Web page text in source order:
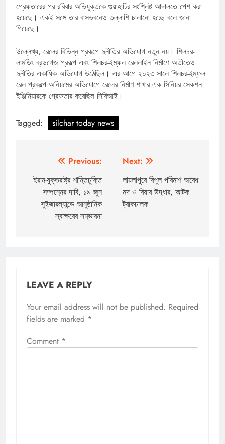
গ্রেফতারের পর রবিবার অভিযুক্তকে গুয়াহাটির সংশ্লিষ্ট আদালতে পেশ করা
হয়েছে। একই সঙ্গে তার বাসভবনেও তল্লাশি চালানো হচ্ছে বলে জানা
গিয়েছে।
উল্লেখ্য, রেলের বিভিন্ন প্রকল্পে দুর্নীতির অভিযোগ নতুন নয়। শিলচর-
লামডিং ব্রডগেজ প্রকল্প এবং শিলচর-ইম্ফল রেললাইন নির্মাণে অতীতেও
দুর্নীতির একাধিক অভিযোগ উঠেছিল। এর আগে ২০২৩ সালে শিলচর-ইম্ফল
রেল প্রকল্পে অনিয়মের অভিযোগে রেলের নির্মাণ শাখার এক সিনিয়র সেকশন
ইঞ্জিনিয়ারকে গ্রেফতার করেছিল সিবিআই।
Tagged: silchar today news
navigation
Previous:
ইরান-যুক্তরাষ্ট্র শান্তিচুক্তি
সম্পন্নের দাবি, ১৯ জুন
সুইজারল্যান্ডে আনুষ্ঠানিক
স্বাক্ষরের সম্ভাবনা
Next:
লায়লাপুরে বিপুল পরিমাণ অবৈধ
মদ ও বিয়ার উদ্ধার, আটক
ট্রাকচালক
LEAVE A REPLY
Your email address will not be published. Required
fields are marked *
Comment *